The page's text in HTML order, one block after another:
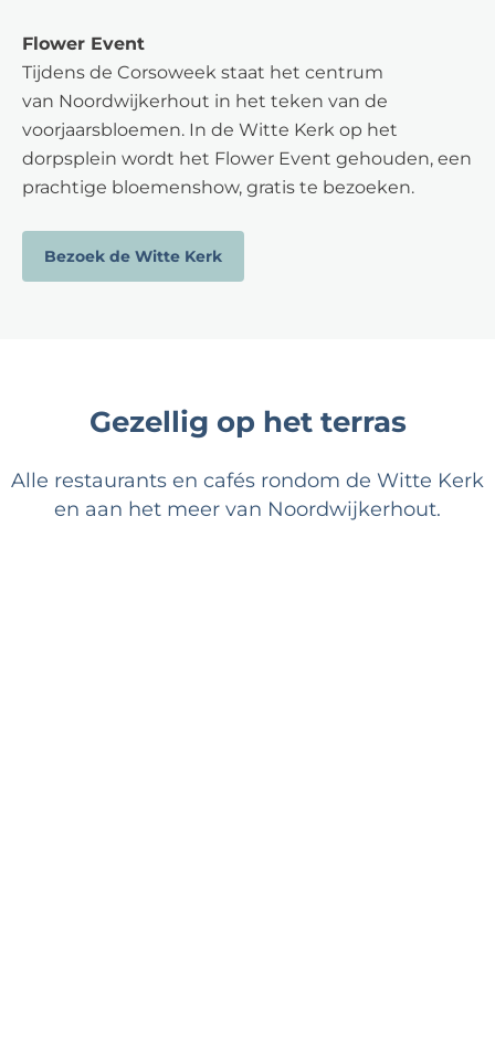
Flower Event
Tijdens de Corsoweek staat het centrum
van Noordwijkerhout in het teken van de
voorjaarsbloemen. In de Witte Kerk op het
dorpsplein wordt het Flower Event gehouden, een
prachtige bloemenshow, gratis te bezoeken.
Bezoek de Witte Kerk
Gezellig op het terras
Alle restaurants en cafés rondom de Witte Kerk
en aan het meer van Noordwijkerhout.